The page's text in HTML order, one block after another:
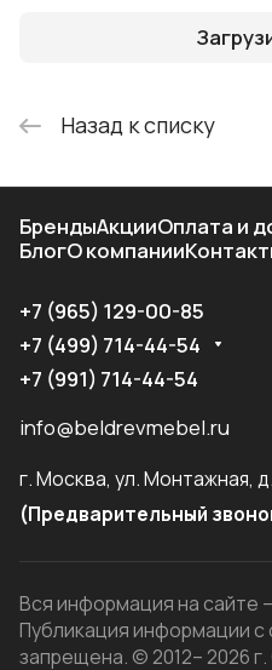
Назад к списку
БрендыАкцииОплата и
БлогО компании
+7 (965) 129-00-85
+7 (499) 714-44-54
+7 (991) 714-44-54
info@beldrevmebel.ru
г. Москва, ул. Монтажная,
(Предварительный
Вся информация на сайте
Публикация информации с
запрещена. © 2012– 2026